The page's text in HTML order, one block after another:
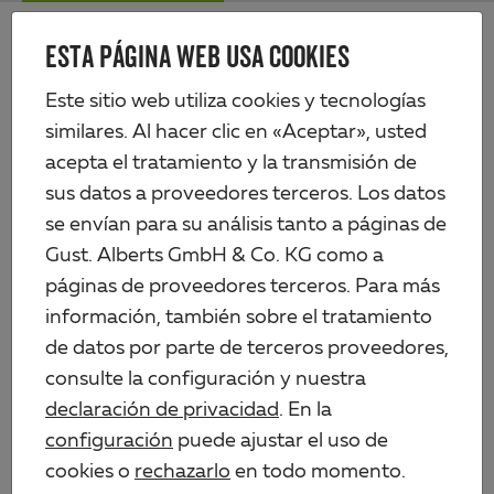
ESTA PÁGINA WEB USA COOKIES
Este sitio web utiliza cookies y tecnologías
similares. Al hacer clic en «Aceptar», usted
acepta el tratamiento y la transmisión de
sus datos a proveedores terceros. Los datos
se envían para su análisis tanto a páginas de
Gust. Alberts GmbH & Co. KG como a
páginas de proveedores terceros. Para más
información, también sobre el tratamiento
de datos por parte de terceros proveedores,
consulte la configuración y nuestra
declaración de privacidad. En la
configuración puede ajustar el uso de
cookies o rechazarlo en todo momento.
Skip
content
Alberts
Productos Artículos de hierro
Herrajes para baúles
Gancho para cierre de baúl recto